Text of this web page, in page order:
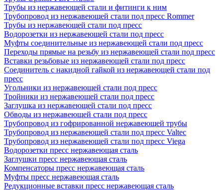
Трубы из нержавеющей стали и фитинги к ним
Трубопровод из нержавеющей стали под пресс Rommer
Трубы из нержавеющей стали под пресс
Водорозетки из нержавеющей стали под пресс
Муфты соединительные из нержавеющей стали под пресс
Переходы прямые на резьбу из нержавеющей стали под пресс
Вставки резьбовые из нержавеющей стали под пресс
Соединитель с накидной гайкой из нержавеющей стали под
пресс
Угольники из нержавеющей стали под пресс
Тройники из нержавеющей стали под пресс
Заглушка из нержавеющей стали под пресс
Обводы из нержавеющей стали под пресс
Трубопровод из гофрированной нержавеющей трубы
Трубопровод из нержавеющей стали под пресс Valtec
Трубопровод из нержавеющей стали под пресс Viega
Водорозетки пресс нержавеющая сталь
Заглушки пресс нержавеющая сталь
Компенсаторы пресс нержавеющая сталь
Муфты пресс нержавеющая сталь
Редукционные вставки пресс нержавеющая сталь